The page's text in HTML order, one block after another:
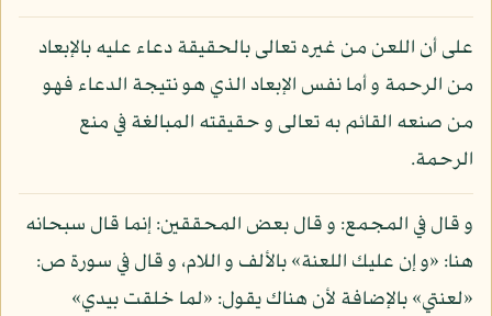
على أن اللعن من غيره تعالى بالحقيقة دعاء عليه بالإبعاد
من الرحمة و أما نفس الإبعاد الذي هو نتيجة الدعاء فهو
من صنعه القائم به تعالى و حقيقته المبالغة في منع
الرحمة.
و قال في المجمع: و قال بعض المحققين: إنما قال سبحانه
هنا: «و إن عليك اللعنة» بالألف و اللام، و قال في سورة ص:
«لعنتي» بالإضافة لأن هناك يقول: «لما خلقت بيدي»